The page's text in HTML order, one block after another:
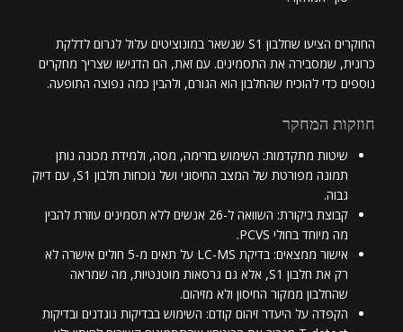
החוקרים הציעו שחלבון S1 שנשאר במונוציטים עלול לגרום לדלקת
כרונית, שמסבירה את התסמינים. עם זאת, הם הדגישו שצריך מחקרים
נוספים כדי להוכיח שהחלבון הוא הגורם, ולהבין כמה נפוצה התופעה.
חוזקות המחקר
שיטות מתקדמות: השימוש בזרימה, מסה, ולמידת מכונה נותן
תמונה מפורטת של המצב החיסוני ושל נוכחות חלבון S1, עם דיוק
גבוה.
קבוצת ביקורת: השוואה ל-26 אנשים ללא תסמינים עוזרת להבין
מה מיוחד בחולי PCVS.
אישור ממצאים: בדיקת LC-MS על תאים מ-5 חולים אישרה לא
רק את חלבון S1, אלא גם גרסאות מוטנטיות, מה שמראה
שהחלבון ממקור החיסון ולא מזיהום.
הקפדה על היעדר זיהום קודם: השימוש בבדיקות נוגדנים ובדיקות